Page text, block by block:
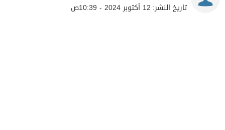
تاريخ النشر: 12 أكتوبر 2024 - 10:39ص